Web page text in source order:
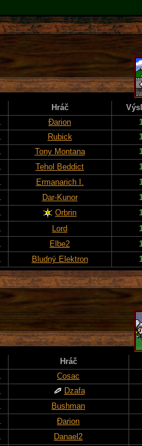
Hráč
Đarion
Rubick
Tony Montana
Tehol Beddict
Ermanarich I.
Dar-Kunor
Orbrin
Lord
Elbe2
Bludný Elektron
Hráč
Cosac
Dzafa
Bushman
Đarion
Danael2